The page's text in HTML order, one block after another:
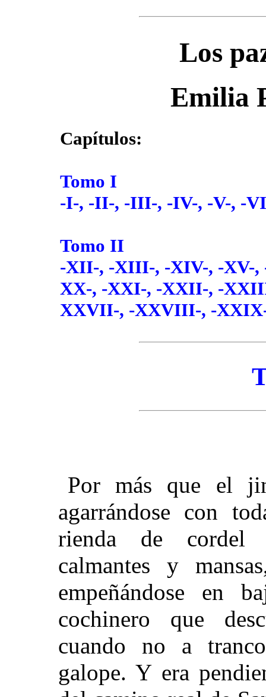
Los
Emilia
Capítulos:
Tomo I
-I-, -II-, -III-, -IV-, -V-, -
Tomo II
-XII-, -XIII-, -XIV-, -XV-,
XX-, -XXI-, -XXII-, -
XXVII-, -XXVIII-, -
Por más que el
agarrándose con
rienda de cordel
calmantes y
empeñándose en
cochinero que
cuando no a
galope. Y era